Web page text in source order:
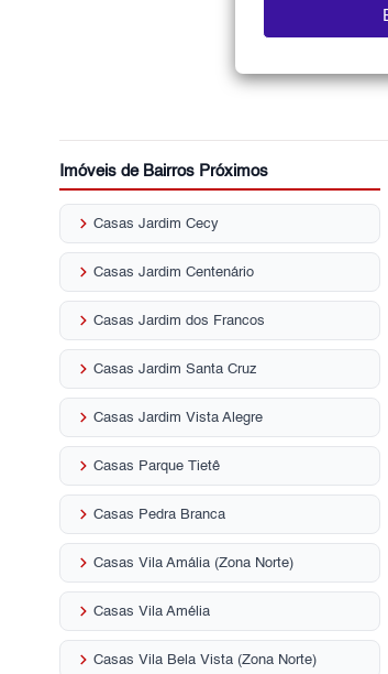
Imóveis de Bairros Próximos
keyboard_arrow_right Casas Jardim Cecy
keyboard_arrow_right Casas Jardim Centenário
keyboard_arrow_right Casas Jardim dos Francos
keyboard_arrow_right Casas Jardim Santa Cruz
keyboard_arrow_right Casas Jardim Vista Alegre
keyboard_arrow_right Casas Parque Tietê
keyboard_arrow_right Casas Pedra Branca
keyboard_arrow_right Casas Vila Amália (Zona Norte)
keyboard_arrow_right Casas Vila Amélia
keyboard_arrow_right Casas Vila Bela Vista (Zona Norte)